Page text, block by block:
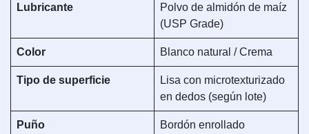
Lubricante
Polvo de almidón de maíz
(USP Grade)
Color Blanco natural / Crema
Tipo de superficie
Lisa con microtexturizado
en dedos (según lote)
Puño
Bordón enrollado